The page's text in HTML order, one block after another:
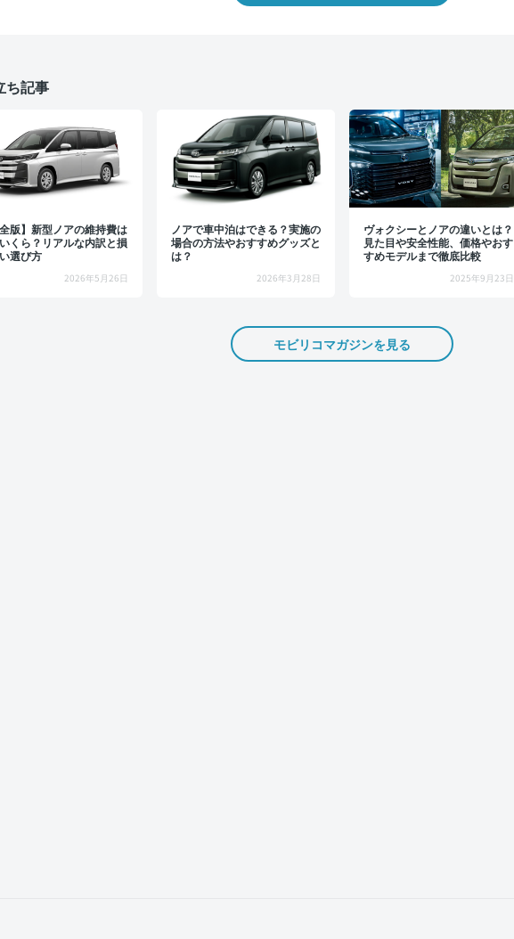
ち記事
全版】新型ノアの維持費は
くら？リアルな内訳と損
選び方
2026年5月26日
ノアで車中泊はできる？実施の
場合の方法やおすすめグッズと
は？
2026年3月28日
ヴォクシーとノアの違いとは？
見た目や安全性能、価格やおす
すめモデルまで徹底比較
2025年9月23日
モビリコマガジンを見る